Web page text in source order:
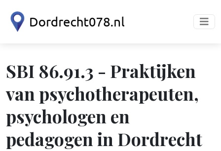
SBI 86.91.3 - Praktijken
van psychotherapeuten,
psychologen en
pedagogen in Dordrecht